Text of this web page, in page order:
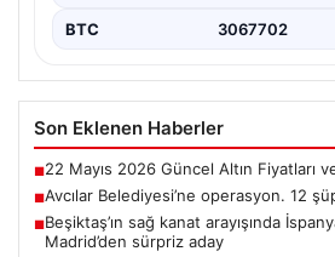
BTC 3067702
Son Eklenen Haberler
■22 Mayıs 2026 Güncel Altın Fiyatları
■Avcılar Belediyesi’ne operasyon. 12
■Beşiktaş’ın sağ kanat arayışında
Madrid’den sürpriz aday